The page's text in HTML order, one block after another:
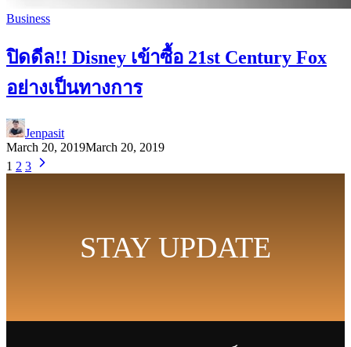
Business
ปิดดีล!! Disney เข้าซื้อ 21st Century Fox
อย่างเป็นทางการ
Jenpasit
March 20, 2019March 20, 2019
1 2 3
STAY UPDATE